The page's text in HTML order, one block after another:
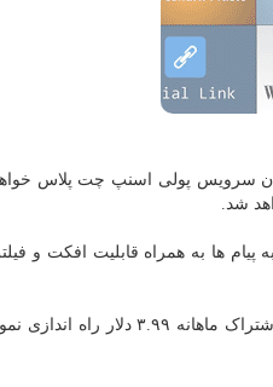
سرویس پولی اسنپ چت پلاس خواهد
شد.
اسنپ ماه گذشته سرویس پولی اسنپ چت پلاس را در آمریکا و چند بازار دیگر